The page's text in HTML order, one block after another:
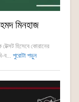
মিনহাজ
হিসেবে কোরানের
ব... পুরোটা পড়ুন